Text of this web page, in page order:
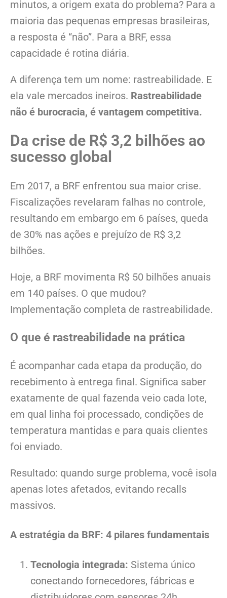
minutos, a origem exata do problema? Para a
maioria das pequenas empresas brasileiras,
a resposta é “não”. Para a BRF, essa
capacidade é rotina diária.
A diferença tem um nome: rastreabilidade. E
ela vale mercados ineiros. Rastreabilidade
não é burocracia, é vantagem competitiva.
Da crise de R$ 3,2 bilhões ao
sucesso global
Em 2017, a BRF enfrentou sua maior crise.
Fiscalizações revelaram falhas no controle,
resultando em embargo em 6 países, queda
de 30% nas ações e prejuízo de R$ 3,2
bilhões.
Hoje, a BRF movimenta R$ 50 bilhões anuais
em 140 países. O que mudou?
Implementação completa de rastreabilidade.
O que é rastreabilidade na prática
É acompanhar cada etapa da produção, do
recebimento à entrega final. Significa saber
exatamente de qual fazenda veio cada lote,
em qual linha foi processado, condições de
temperatura mantidas e para quais clientes
foi enviado.
Resultado: quando surge problema, você isola
apenas lotes afetados, evitando recalls
massivos.
A estratégia da BRF: 4 pilares fundamentais
Tecnologia integrada: Sistema único
conectando fornecedores, fábricas e